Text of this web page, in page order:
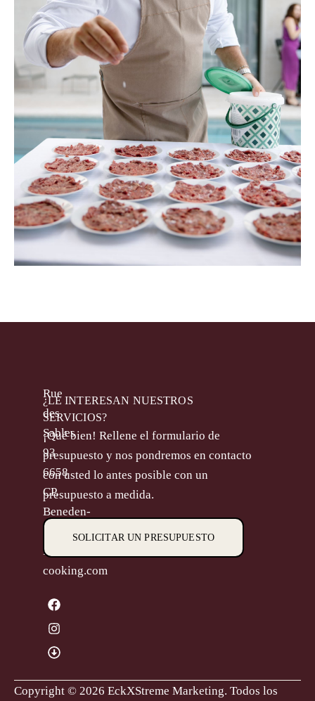
Rue
des
Sables
93
6658
CP,
Beneden-
Leeuwen
M.
cooking.com
¿LE INTERESAN NUESTROS
SERVICIOS?
¡Qué bien! Rellene el formulario de
presupuesto y nos pondremos en contacto
con usted lo antes posible con un
presupuesto a medida.
SOLICITAR UN PRESUPUESTO
Copyright © 2026 EckXStreme Marketing. Todos los